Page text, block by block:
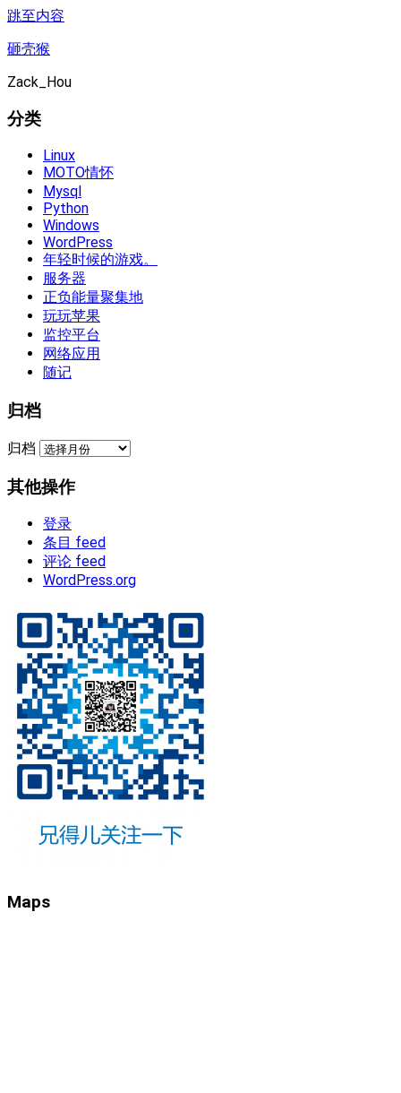
跳至内容
砸壳猴
Zack_Hou
分类
Linux
MOTO情怀
Mysql
Python
Windows
WordPress
年轻时候的游戏。
服务器
正负能量聚集地
玩玩苹果
监控平台
网络应用
随记
归档
归档
其他操作
登录
条目 feed
评论 feed
WordPress.org
Maps